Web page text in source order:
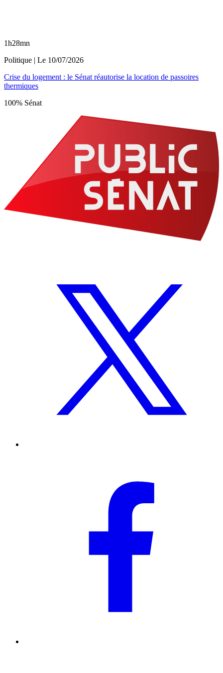
1h28mn
Politique | Le 10/07/2026
Crise du logement : le Sénat réautorise la location de passoires
thermiques
100% Sénat